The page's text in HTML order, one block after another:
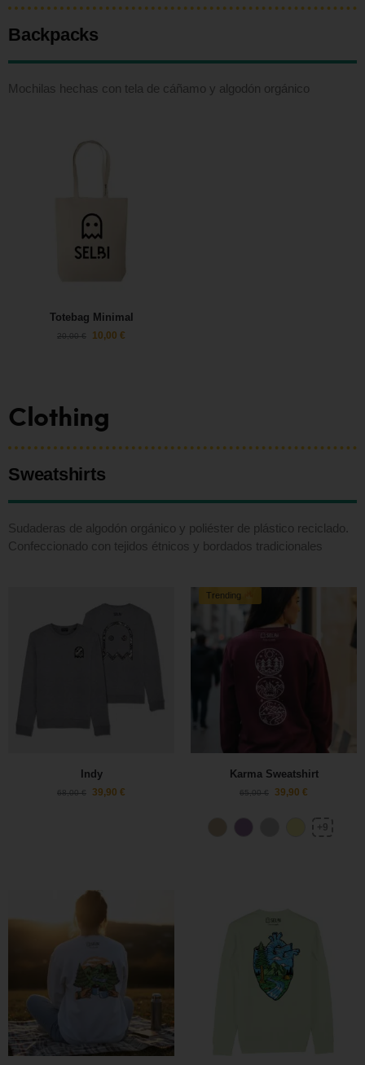
Backpacks
Mochilas hechas con tela de cáñamo y algodón orgánico
Totebag Minimal
20,00€ 10,00 €
Clothing
Sweatshirts
Sudaderas de algodón orgánico y poliéster de plástico reciclado.
Confeccionado con tejidos étnicos y bordados tradicionales
Indy
68,00€ 39,90 €
Trending
Karma Sweatshirt
65,00€ 39,90 €